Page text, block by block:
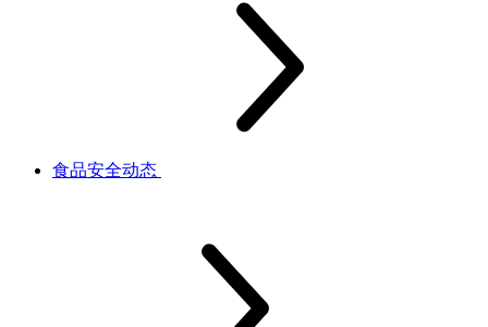
食品安全动态